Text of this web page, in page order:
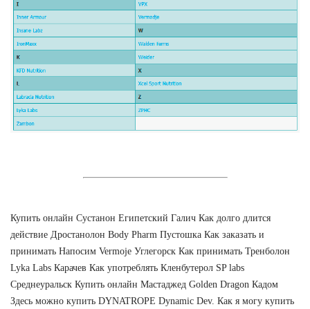
Купить онлайн Сустанон Египетский Галич Как долго длится
действие Дростанолон Body Pharm Пустошка Как заказать и
принимать Напосим Vermoje Углегорск Как принимать Тренболон
Lyka Labs Карачев Как употреблять Кленбутерол SP labs
Среднеуральск Купить онлайн Мастаджед Golden Dragon Кадом
Здесь можно купить DYNATROPE Dynamic Dev. Как я могу купить